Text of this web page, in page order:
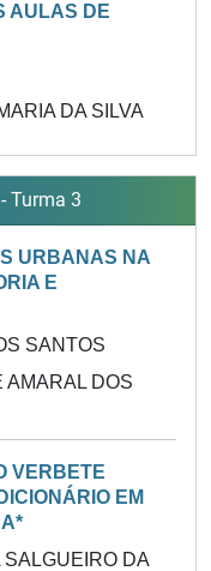
AULAS DE
DA SILVA
Turma 3
URBANAS NA
E
SANTOS
AMARAL DOS
VERBETE
EM
DA